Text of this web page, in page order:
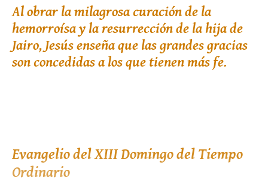
Al obrar la milagrosa curación de la
hemorroísa y la resurrección de la hija de
Jairo, Jesús enseña que las grandes gracias
son concedidas a los que tienen más fe.
Evangelio del XIII Domingo del Tiempo
Ordinario